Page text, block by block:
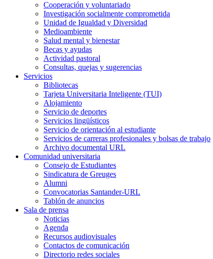
Cooperación y voluntariado
Investigación socialmente comprometida
Unidad de Igualdad y Diversidad
Medioambiente
Salud mental y bienestar
Becas y ayudas
Actividad pastoral
Consultas, quejas y sugerencias
Servicios
Bibliotecas
Tarjeta Universitaria Inteligente (TUI)
Alojamiento
Servicio de deportes
Servicios lingüísticos
Servicio de orientación al estudiante
Servicios de carreras profesionales y bolsas de trabajo
Archivo documental URL
Comunidad universitaria
Consejo de Estudiantes
Sindicatura de Greuges
Alumni
Convocatorias Santander-URL
Tablón de anuncios
Sala de prensa
Noticias
Agenda
Recursos audiovisuales
Contactos de comunicación
Directorio redes sociales